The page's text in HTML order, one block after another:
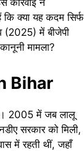
ने
कि क्या यह कदम सिर्फ
(2025) में बीजेपी
मामला?
Bihar
है। 2005 में जब लालू
सरकार को मिली,
में रहती थीं, जहाँ